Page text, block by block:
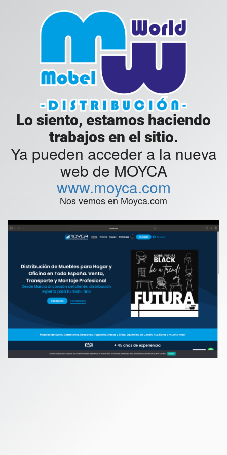
Lo siento, estamos haciendo
trabajos en el sitio.
Ya pueden acceder a la nueva
web de MOYCA
www.moyca.com
Nos vemos en Moyca.com